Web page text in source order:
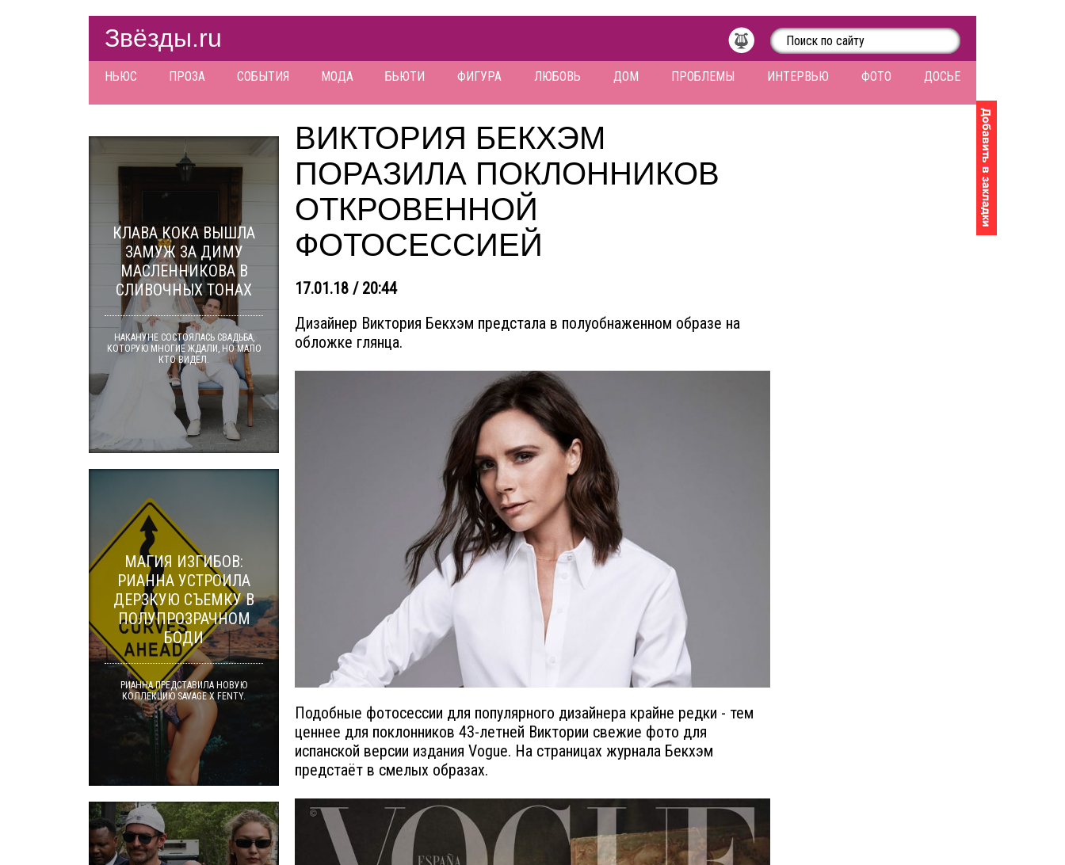
Звёзды.ru
НЬЮС ПРОЗА СОБЫТИЯ МОДА БЬЮТИ ФИГУРА ЛЮБОВЬ ДОМ ПРОБЛЕМЫ ИНТЕРВЬЮ ФОТО ДОСЬЕ
ВИКТОРИЯ БЕКХЭМ
ПОРАЗИЛА ПОКЛОННИКОВ
ОТКРОВЕННОЙ
ФОТОСЕССИЕЙ
17.01.18 / 20:44
Дизайнер Виктория Бекхэм предстала в полуобнаженном образе на
обложке глянца.
Подобные фотосессии для популярного дизайнера крайне редки - тем
ценнее для поклонников 43-летней Виктории свежие фото для
испанской версии издания Vogue. На страницах журнала Бекхэм
предстаёт в смелых образах.
КЛАВА КОКА ВЫШЛА
ЗАМУЖ ЗА ДИМУ
МАСЛЕННИКОВА В
СЛИВОЧНЫХ ТОНАХ
НАКАНУНЕ СОСТОЯЛАСЬ СВАДЬБА,
КОТОРУЮ МНОГИЕ ЖДАЛИ, НО МАЛО
КТО ВИДЕЛ.
МАГИЯ ИЗГИБОВ:
РИАННА УСТРОИЛА
ДЕРЗКУЮ СЪЕМКУ В
ПОЛУПРОЗРАЧНОМ
БОДИ
РИАННА ПРЕДСТАВИЛА НОВУЮ
КОЛЛЕКЦИЮ SAVAGE X FENTY.